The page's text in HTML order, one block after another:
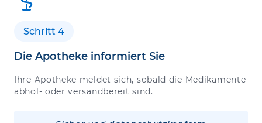
Schritt 4
Die Apotheke informiert Sie
Ihre Apotheke meldet sich, sobald die Medikamente
abhol- oder versandbereit sind.